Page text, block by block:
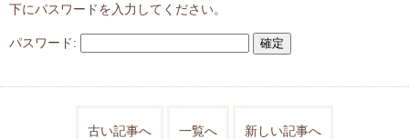
下にパスワードを入力してください。
パスワード:
古い記事へ 一覧へ 新しい記事へ